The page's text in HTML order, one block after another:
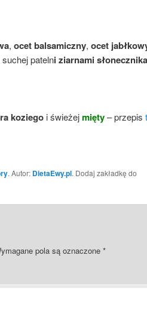
, ocet balsamiczny, ocet
patelni ziarnami słonecznika
koziegoi świeżejmięty– przepis
. Autor: DietaEwy.pl. Dodaj zakładkę do
pola są oznaczone *